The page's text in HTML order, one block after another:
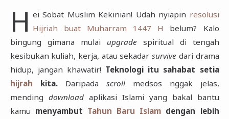
H ei Sobat Muslim Kekinian! Udah nyiapin resolusi
Hijriah buat Muharram 1447 H
belum? Kalo
bingung gimana mulai upgrade spiritual di tengah
kesibukan kuliah, kerja, atau sekadarsurvive dari drama
hidup, jangan khawatir! Teknologi itu sahabat setia
hijrah kita.Daripada scrollmedsos nggak jelas,
mending downloadaplikasi Islami yang bakal bantu
kamu menyambut Tahun Baru Islam dengan lebih